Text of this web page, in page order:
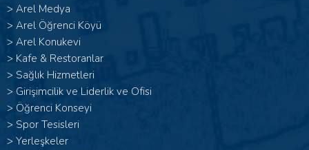
> Arel Medya
> Arel Öğrenci Köyü
> Arel Konukevi
> Kafe & Restoranlar
> Sağlık Hizmetleri
> Girişimcilik ve Liderlik ve Ofisi
> Öğrenci Konseyi
> Spor Tesisleri
> Yerleşkeler